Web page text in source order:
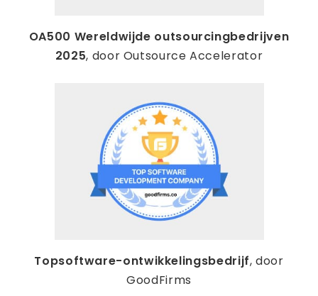
OA500 Wereldwijde outsourcingbedrijven
2025, door Outsource Accelerator
Topsoftware-ontwikkelingsbedrijf, door
GoodFirms